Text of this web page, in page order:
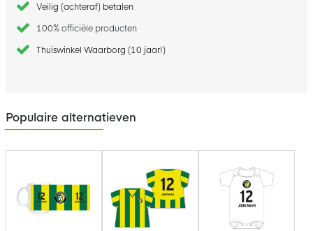
Veilig (achteraf) betalen
100% officiële producten
Thuiswinkel Waarborg (10 jaar!)
Populaire alternatieven